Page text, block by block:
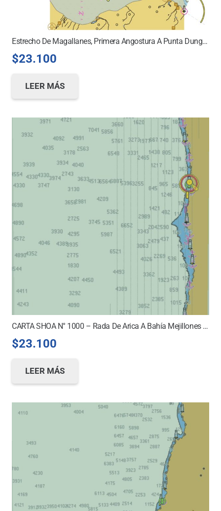
Estrecho De Magallanes, Primera Angostura A Punta Dungeness
$23.100
LEER MÁS
CARTA SHOA N° 1000 – Rada De Arica A Bahía Mejillones Del Sur *
$23.100
LEER MÁS